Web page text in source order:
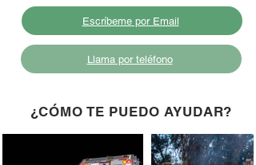
Escríbeme por Email
Llama por teléfono
¿CÓMO TE PUEDO AYUDAR?